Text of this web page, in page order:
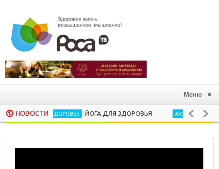
Меню ≡
НОВОСТИ
ЗДОРОВЬЕ ЙОГА ДЛЯ ЗДОРОВЬЯ АЮРВЕДА В